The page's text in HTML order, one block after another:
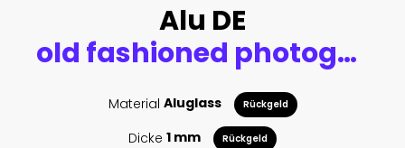
Alu DE
old fashioned photography. Dark mysterious silhouette retro woman style Great Gatsby. Girl dancing in short dress fashion old 1920s, backdrop room piano candle full smoke. Free space for invite text
Material Aluglass Rückgeld
Dicke 1 mm Rückgeld